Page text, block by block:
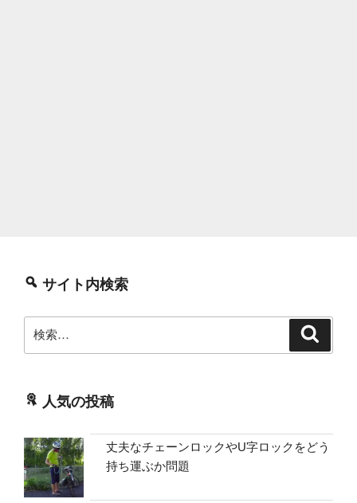
サイト内検索
索:
人気の投稿
丈夫なチェーンロックやU字ロックをどう
持ち運ぶか問題